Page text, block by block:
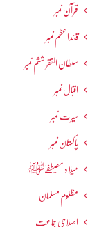
قرآن نمبر
قائداعظم نمبر
سلطان الفقر ششم نمبر
اقبال نمبر
سیرت نمبر
پاکستان نمبر
میلاد مصطفےٰﷺ
مظلوم مسلمان
اصلاحی جماعت